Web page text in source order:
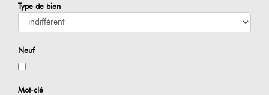
Type de bien
Neuf
Mot-clé